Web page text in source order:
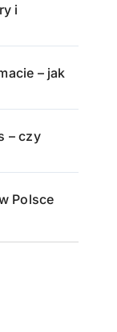
i
– jak
– czy
Polsce